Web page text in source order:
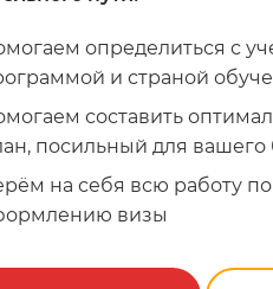
определиться с
и страной
составить
посильный для
на себя всю работу
визы